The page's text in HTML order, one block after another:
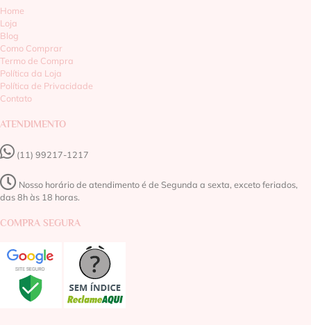
Home
Loja
Blog
Como Comprar
Termo de Compra
Política da Loja
Política de Privacidade
Contato
ATENDIMENTO
(11) 99217-1217‬
Nosso horário de atendimento é de Segunda a sexta, exceto feriados,
das 8h às 18 horas.
COMPRA SEGURA